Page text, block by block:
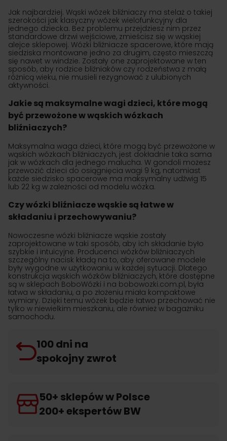
Jak najbardziej. Wąski wózek bliźniaczy ma stelaż o takiej
szerokości jak klasyczny wózek wielofunkcyjny dla
jednego dziecka. Bez problemu przejdziesz nim przez
standardowe drzwi wejściowe, zmieścisz się w wąskiej
alejce sklepowej. Wózki bliźniacze spacerowe, które mają
siedziska montowane jedno za drugim, często mieszczą
się nawet w windzie. Zostały one zaprojektowane w ten
sposób, aby rodzice bliźniaków czy rodzeństwa z małą
różnicą wieku, nie musieli rezygnować z ulubionych
aktywności.
Jakie są maksymalne wagi dzieci, które mogą
być przewożone w wąskich wózkach
bliźniaczych?
Maksymalna waga dzieci, które mogą być przewożone w
wąskich wózkach bliźniaczych, jest dokładnie taka sama
jak w wózkach dla jednego malucha. W gondoli możesz
przewozić dzieci do osiągnięcia wagi 9 kg, natomiast
każde siedzisko spacerowe ma maksymalny udźwig 15
lub 22 kg w zależności od modelu wózka.
Czy wózki bliźniacze wąskie są łatwe w
składaniu i przechowywaniu?
Nowoczesne wózki bliźniacze wąskie zostały
zaprojektowane w taki sposób, aby ich składanie było
szybkie i intuicyjne. Producenci wózków bliźniaczych
szczególny nacisk kładą na to, aby oferowane modele
były wygodne w użytkowaniu w każdej sytuacji. Dlatego
konstrukcja wąskich wózków bliźniaczych, które dostępne
są w sklepach BoboWózki i na bobowozki.com.pl, była
łatwa w składaniu, a po złożeniu miała kompaktowe
wymiary. Dzięki temu wózek będzie łatwo przechować nie
tylko w niewielkim mieszkaniu, ale również w bagażniku
samochodu.
100 dni na
spokojny zwrot
50+ sklepów w Polsce
200+ ekspertów BW